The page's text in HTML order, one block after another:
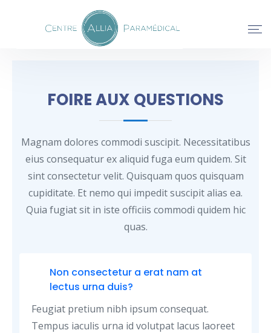
FOIRE AUX QUESTIONS
Magnam dolores commodi suscipit. Necessitatibus
eius consequatur ex aliquid fuga eum quidem. Sit
sint consectetur velit. Quisquam quos quisquam
cupiditate. Et nemo qui impedit suscipit alias ea.
Quia fugiat sit in iste officiis commodi quidem hic
quas.
Non consectetur a erat nam at
lectus urna duis?
Feugiat pretium nibh ipsum consequat.
Tempus iaculis urna id volutpat lacus laoreet